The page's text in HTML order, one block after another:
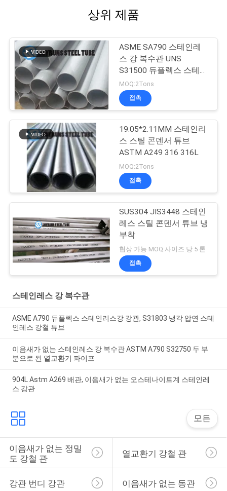
상위 제품
ASME SA790 스테인레
스 강 복수관 UNS
S31500 듀플렉스 스테인
리스강 파이프
MOQ:2Tons
접촉
19.05*2.11MM 스테인리
스 스틸 콘덴서 튜브
ASTM A249 316 316L
MOQ:2Tons
접촉
SUS304 JIS3448 스테인
레스 스틸 콘덴서 튜브 냉
부착
협상 가능 MOQ:사이즈 당 5 톤
접촉
스테인레스 강 복수관
ASME A790 듀플렉스 스테인리스강 강관, S31803 냉각 압연 스테
인레스 강철 튜브
이음새가 없는 스테인레스 강 복수관 ASTM A790 S32750 두 부
분으로 된 열교환기 파이프
904L Astm A269 배관, 이음새가 없는 오스테나이트계 스테인레
스 강관
모든
이음새가 없는 정밀
도 강철 관
열교환기 강철 관
강관 번디 강관 이음새가 없는 동관